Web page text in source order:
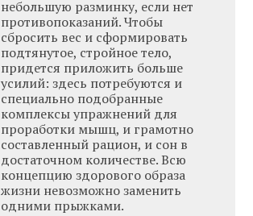
небольшую разминку, если нет
противопоказаний. Чтобы
сбросить вес и сформировать
подтянутое, стройное тело,
придется приложить больше
усилий: здесь потребуются и
специально подобранные
комплексы упражнений для
проработки мышц, и грамотно
составленный рацион, и сон в
достаточном количестве. Всю
концепцию здорового образа
жизни невозможно заменить
одними прыжками.